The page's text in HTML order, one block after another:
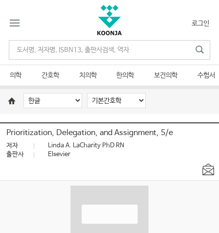
로그인
의학 간호학 치의학 한의학 보건의학 수험서
Prioritization, Delegation, and Assignment, 5/e
저자
Linda A. LaCharity PhD RN
출판사
Elsevier